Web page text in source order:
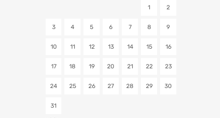
1 2
3 4 5 6 7 8 9
10 11 12 13 14 15 16
17 18 19 20 21 22 23
24 25 26 27 28 29 30
31